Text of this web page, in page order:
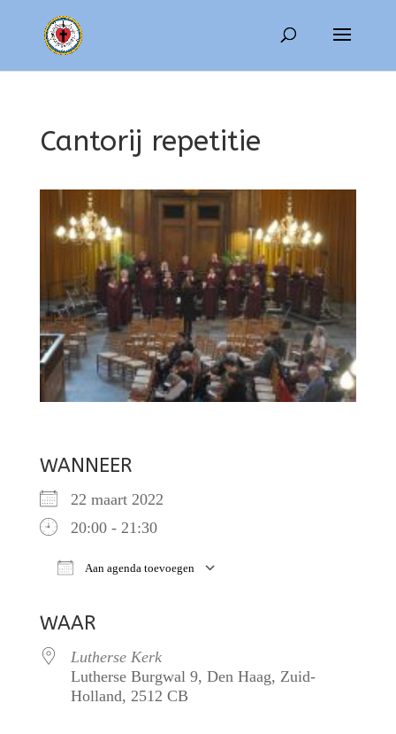
Cantorij repetitie
WANNEER
22 maart 2022
20:00 - 21:30
Aan agenda toevoegen
WAAR
Lutherse Kerk
Lutherse Burgwal 9, Den Haag, Zuid-
Holland, 2512 CB